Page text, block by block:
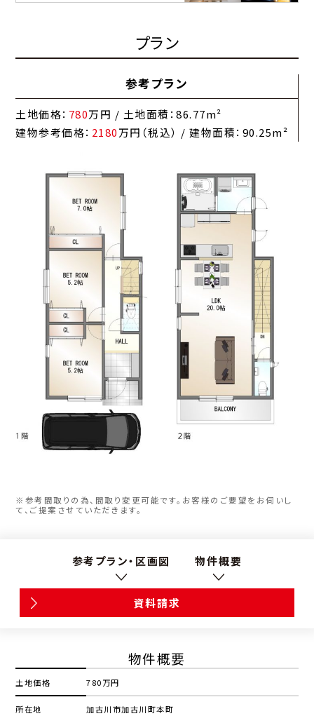
プラン
参考プラン
土地価格： 780万円 / 土地面積：86.77m²
建物参考価格： 2180万円（税込） / 建物面積：90.25m²
※参考間取りの為、間取り変更可能です。お客様のご要望をお伺いし
て、ご提案させていただきます。
参考プラン・区画図 物件概要
資料請求
物件概要
土地価格 780万円
所在地 加古川市加古川町本町